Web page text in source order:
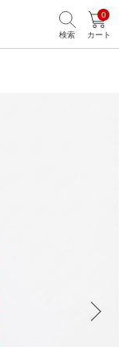
検索
0
カート